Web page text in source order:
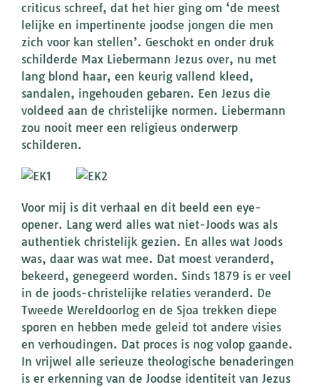
criticus schreef, dat het hier ging om ‘de meest
lelijke en impertinente joodse jongen die men
zich voor kan stellen’. Geschokt en onder druk
schilderde Max Liebermann Jezus over, nu met
lang blond haar, een keurig vallend kleed,
sandalen, ingehouden gebaren. Een Jezus die
voldeed aan de christelijke normen. Liebermann
zou nooit meer een religieus onderwerp
schilderen.
Voor mij is dit verhaal en dit beeld een eye-
opener. Lang werd alles wat niet-Joods was als
authentiek christelijk gezien. En alles wat Joods
was, daar was wat mee. Dat moest veranderd,
bekeerd, genegeerd worden. Sinds 1879 is er veel
in de joods-christelijke relaties veranderd. De
Tweede Wereldoorlog en de Sjoa trekken diepe
sporen en hebben mede geleid tot andere visies
en verhoudingen. Dat proces is nog volop gaande.
In vrijwel alle serieuze theologische benaderingen
is er erkenning van de Joodse identiteit van Jezus